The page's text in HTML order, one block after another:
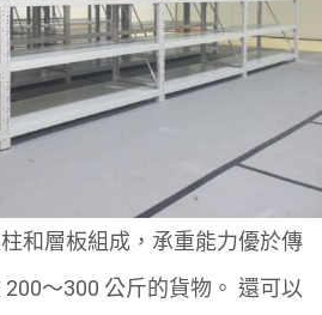
和層板組成，承重能力優於傳
～300 公斤的貨物。 還可以